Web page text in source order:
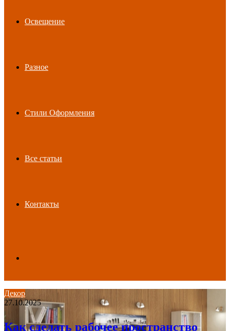
Освещение
Разное
Стили Оформления
Все статьи
Контакты
for
Декор
27.10.2025
Как сделать рабочее пространство